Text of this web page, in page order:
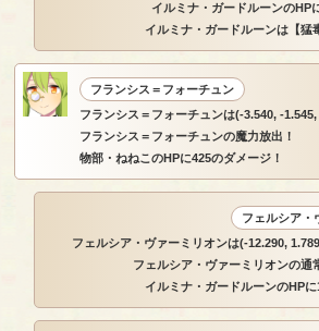
イルミナ・ガードルーンのHP
イルミナ・ガードルーンは【猛
フランシス＝フォーチュン
フランシス＝フォーチュンは(-3.540, -1.545,
フランシス＝フォーチュンの魔力放出！
物部・ねねこのHPに425のダメージ！
フェルシア・
フェルシア・ヴァーミリオンは(-12.290,
フェルシア・ヴァーミリオンの通
イルミナ・ガードルーンのHPに